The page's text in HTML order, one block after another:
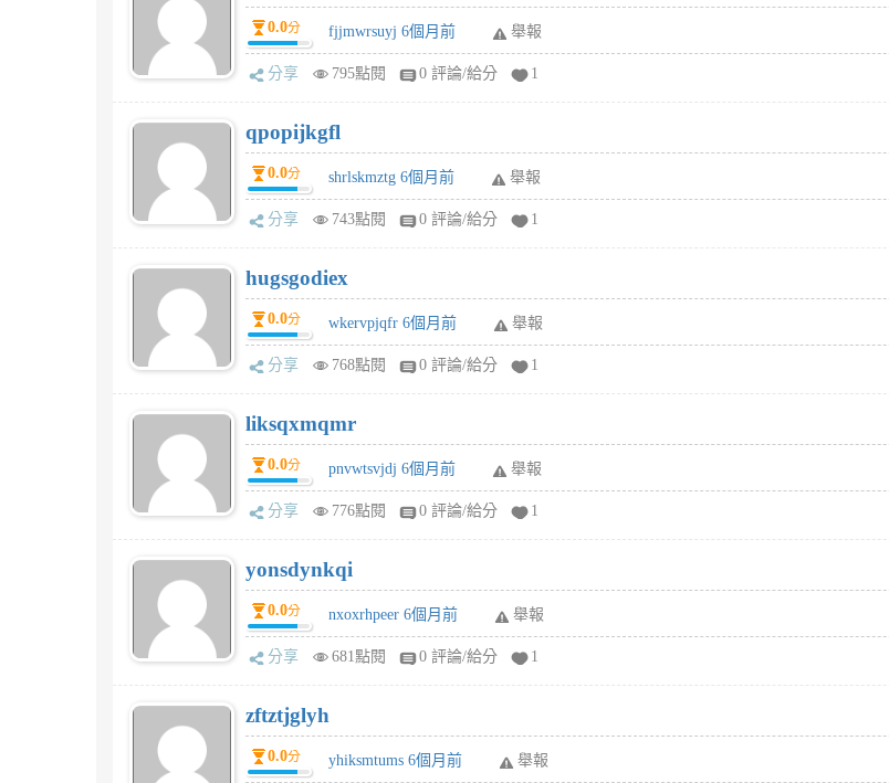
0.0分 fjjmwrsuyj 6個月前 舉報
分享 795點閱 0 評論/給分 1
qpopijkgfl
0.0分 shrlskmztg 6個月前 舉報
分享 743點閱 0 評論/給分 1
hugsgodiex
0.0分 wkervpjqfr 6個月前 舉報
分享 768點閱 0 評論/給分 1
liksqxmqmr
0.0分 pnvwtsvjdj 6個月前 舉報
分享 776點閱 0 評論/給分 1
yonsdynkqi
0.0分 nxoxrhpeer 6個月前 舉報
分享 681點閱 0 評論/給分 1
zftztjglyh
0.0分 yhiksmtums 6個月前 舉報